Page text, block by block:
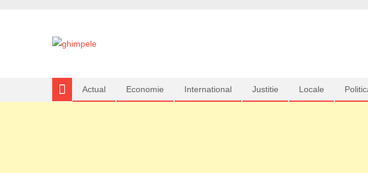
Actual Economie International Justitie Locale